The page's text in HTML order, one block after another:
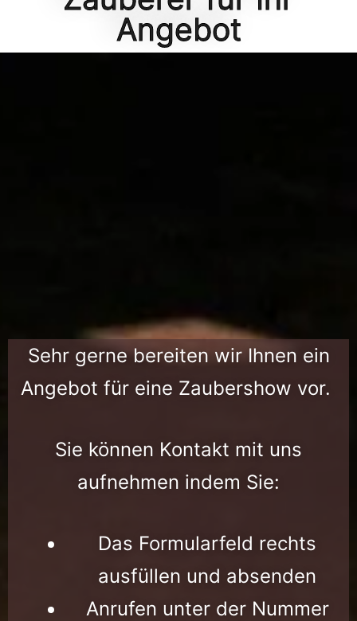
Angebot
Sehr gerne bereiten wir Ihnen ein
Angebot für eine Zaubershow vor.
Sie können Kontakt mit uns
aufnehmen indem Sie:
Das Formularfeld rechts
ausfüllen und absenden
Anrufen unter der Nummer